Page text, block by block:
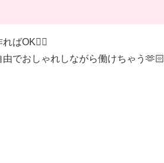
ばOK🙆‍♀️
でおしゃれしながら働けちゃう🫶🏻